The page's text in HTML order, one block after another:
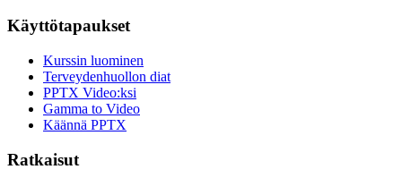
Käyttötapaukset
Kurssin luominen
Terveydenhuollon diat
PPTX Video:ksi
Gamma to Video
Käännä PPTX
Ratkaisut